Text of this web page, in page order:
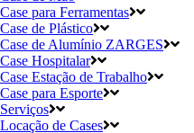
Case para Ferramentas
Case de Plástico
Case de Alumínio ZARGES
Case Hospitalar
Case Estação de Trabalho
Case para Esporte
Serviços
Locação de Cases